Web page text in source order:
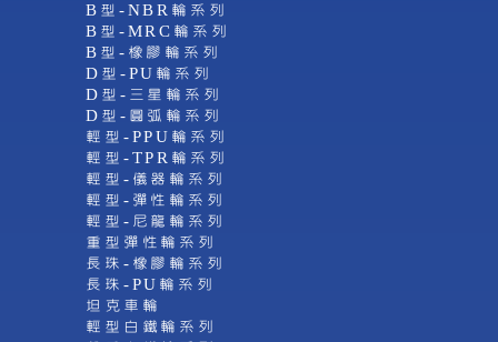
B型-NBR輪系列
B型-MRC輪系列
B型-橡膠輪系列
D型-PU輪系列
D型-三星輪系列
D型-圓弧輪系列
輕型-PPU輪系列
輕型-TPR輪系列
輕型-儀器輪系列
輕型-彈性輪系列
輕型-尼龍輪系列
重型彈性輪系列
長珠-橡膠輪系列
長珠-PU輪系列
坦克車輪
輕型白鐵輪系列